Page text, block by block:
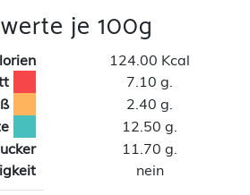
je 100g
124.00 Kcal
7.10 g.
2.40 g.
12.50 g.
11.70 g.
nein